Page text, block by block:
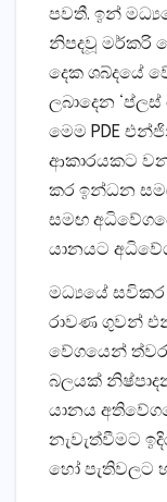
පවතී. ඉන්
නිපදවූ මර්කරි
දෙක ශබ්දයේ
ලබාදෙන
මෙම PDE
ආකාරයකට
කර ඉන්ධන
සමඟ
යානයට
මධ්‍යයේ
රාවණ ගුවන්
වේගයෙන්
බලයක්
යානය
නැවැත්වීමට
හෝ පැතිවලට